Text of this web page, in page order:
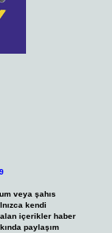
veya şahıs
kendi
alan içerikler haber
paylaşım